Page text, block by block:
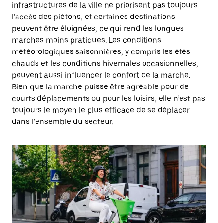
infrastructures de la ville ne priorisent pas toujours
l’accès des piétons, et certaines destinations
peuvent être éloignées, ce qui rend les longues
marches moins pratiques. Les conditions
météorologiques saisonnières, y compris les étés
chauds et les conditions hivernales occasionnelles,
peuvent aussi influencer le confort de la marche.
Bien que la marche puisse être agréable pour de
courts déplacements ou pour les loisirs, elle n’est pas
toujours le moyen le plus efficace de se déplacer
dans l’ensemble du secteur.